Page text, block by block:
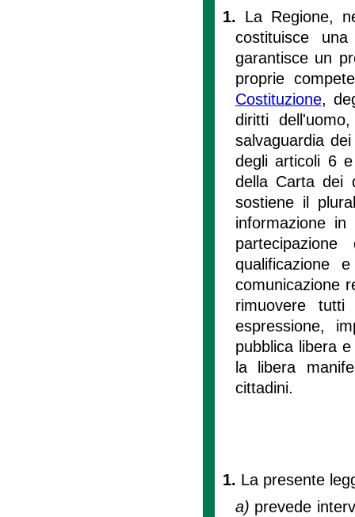
1. La Regione,
costituisce
garantisce un
proprie
Costituzione,
diritti
salvaguardia
degli articoli 6
della Carta dei
sostiene il
informazione
qualificazione
comunicazione
rimuovere
espressione,
pubblica libera
la libera
cittadini.
1. La presente
a) prevede